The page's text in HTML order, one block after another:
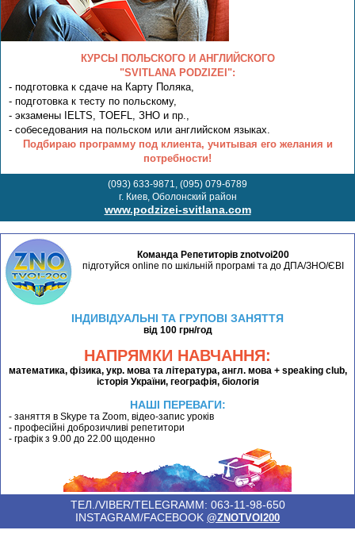
КУРСЫ ПОЛЬСКОГО И АНГЛИЙСКОГО
"SVITLANA PODZIZEI":
- подготовка к сдаче на Карту Поляка,
- подготовка к тесту по польскому,
- экзамены IELTS, TOEFL, ЗНО и пр.,
- собеседования на польском или английском языках.
Подбираю программу под клиента, учитывая его желания и
потребности!
(093) 633-9871, (095) 079-6789
г. Киев, Оболонский район
www.podzizei-svitlana.com
Команда Репетиторів znotvoi200
підготуйся online по шкільній програмі та до ДПА/ЗНО/ЄВІ
ІНДИВІДУАЛЬНІ ТА ГРУПОВІ ЗАНЯТТЯ
від 100 грн/год
НАПРЯМКИ НАВЧАННЯ:
математика, фізика, укр. мова та література, англ. мова + speaking club,
історія України, географія, біологія
НАШІ ПЕРЕВАГИ:
- заняття в Skype та Zoom, відео-запис уроків
- професійні доброзичливі репетитори
- графік з 9.00 до 22.00 щоденно
ТЕЛ./VIBER/TELEGRAMM: 063-11-98-650
INSTAGRAM/FACEBOOK @ZNOTVOI200